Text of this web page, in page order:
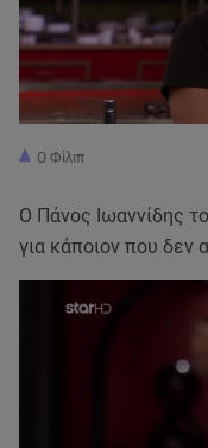
O Φίλιπ
Ο Πάνος Ιωαννίδης
για κάποιον που δεν